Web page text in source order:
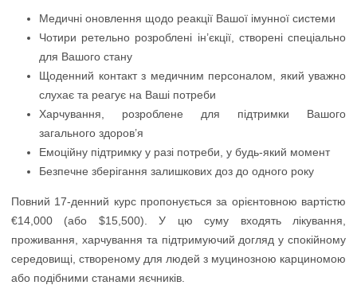
Медичні оновлення щодо реакції Вашої імунної системи
Чотири ретельно розроблені ін’єкції, створені спеціально
для Вашого стану
Щоденний контакт з медичним персоналом, який уважно
слухає та реагує на Ваші потреби
Харчування, розроблене для підтримки Вашого
загального здоров’я
Емоційну підтримку у разі потреби, у будь-який момент
Безпечне зберігання залишкових доз до одного року
Повний 17-денний курс пропонується за орієнтовною вартістю
€14,000 (або $15,500). У цю суму входять лікування,
проживання, харчування та підтримуючий догляд у спокійному
середовищі, створеному для людей з муцинозною карциномою
або подібними станами яєчників.